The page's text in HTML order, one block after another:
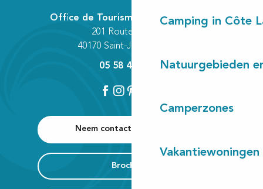
Camping in Côte
Natuurgebieden
Camperzones
Vakantiewoningen
Neem contact met ons op
Brochures
Office de Tourisme Communautaire
201 Route des Lacs
40170 Saint-Julien-en-Born
05 58 42 89 80